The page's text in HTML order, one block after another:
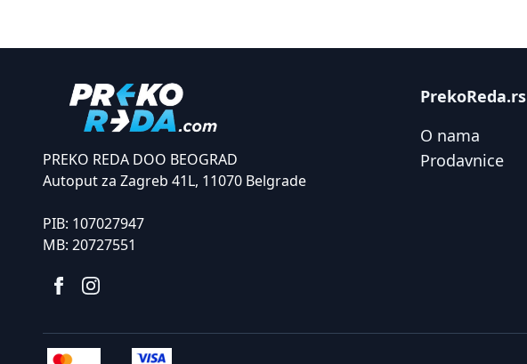
PREKO REDA DOO BEOGRAD
Autoput za Zagreb 41L, 11070 Belgrade
PIB: 107027947
MB: 20727551
PrekoReda.rs
O nama
Prodavnice